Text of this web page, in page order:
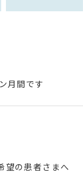
月間です
望の患者さまへ